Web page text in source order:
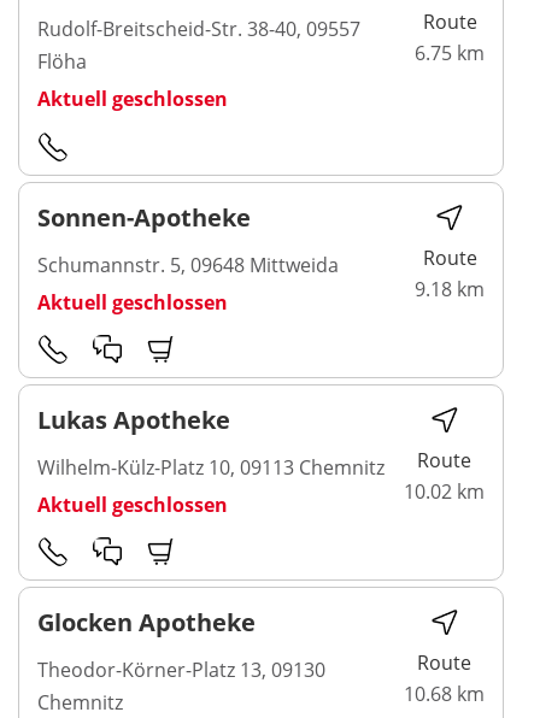
Rudolf-Breitscheid-Str. 38-40, 09557
Flöha
Aktuell geschlossen
Route
6.75 km
Sonnen-Apotheke
Schumannstr. 5, 09648 Mittweida
Aktuell geschlossen
Route
9.18 km
Lukas Apotheke
Wilhelm-Külz-Platz 10, 09113 Chemnitz
Aktuell geschlossen
Route
10.02 km
Glocken Apotheke
Theodor-Körner-Platz 13, 09130
Chemnitz
Route
10.68 km